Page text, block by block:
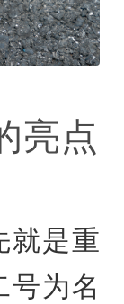
亮点
就是重
号为名